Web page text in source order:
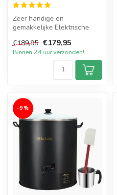
Zeer handige en
gemakkelijke Elektrische
van 8 liter v...
€189,95 €179,95
Binnen 24 uur verzonden!
-9%